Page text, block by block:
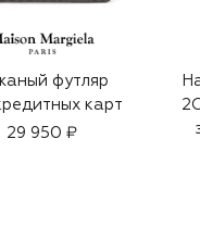
футляр
карт
29 950 ₽